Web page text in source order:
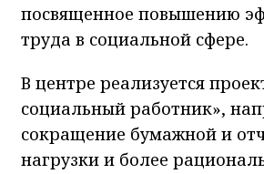
посвященное повышению
труда в социальной сфере.
В центре реализуется
социальный работник»,
сокращение бумажной и
нагрузки и более